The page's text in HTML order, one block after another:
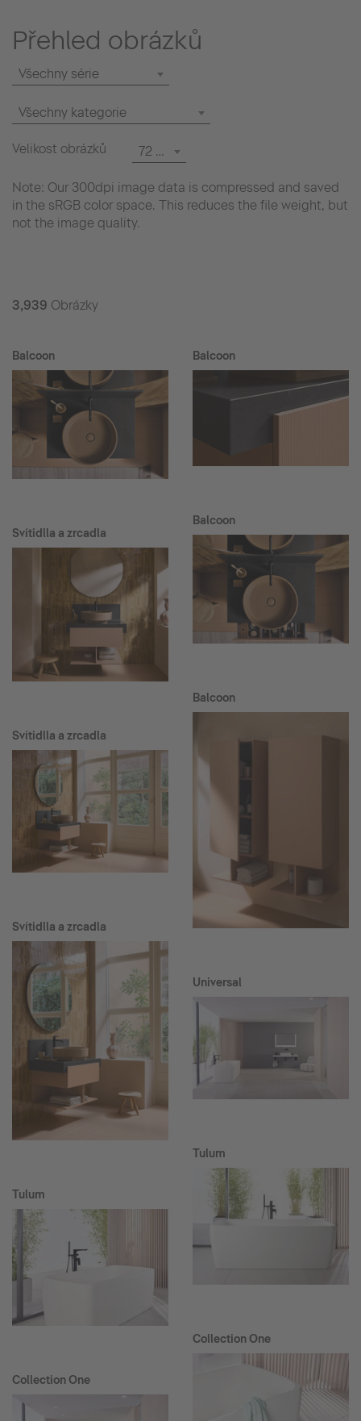
Přehled obrázků
Všechny série
Všechny kategorie
Velikost obrázků 72 dpi
Note: Our 300dpi image data is compressed and saved
in the sRGB color space. This reduces the file weight, but
not the image quality.
3,939 Obrázky
Balcoon
Svítidlla a zrcadla
Svítidlla a zrcadla
Svítidlla a zrcadla
Tulum
Collection One
Balcoon
Balcoon
Balcoon
Universal
Tulum
Collection One